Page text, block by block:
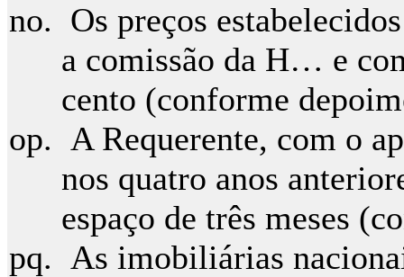
Os preços
a comissão da H… e
cento (conforme
A Requerente, com o
nos quatro anos
espaço de três meses
As imobiliárias